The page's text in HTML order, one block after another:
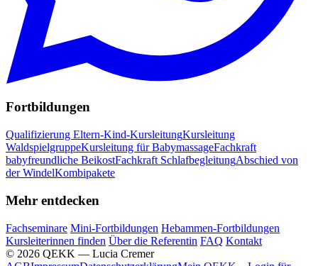
Fortbildungen
Qualifizierung Eltern-Kind-KursleitungKursleitung
WaldspielgruppeKursleitung für BabymassageFachkraft
babyfreundliche BeikostFachkraft SchlafbegleitungAbschied von
der WindelKombipakete
Mehr entdecken
Fachseminare Mini-Fortbildungen Hebammen-Fortbildungen
Kursleiterinnen finden Über die Referentin FAQ Kontakt
© 2026 QEKK — Lucia Cremer